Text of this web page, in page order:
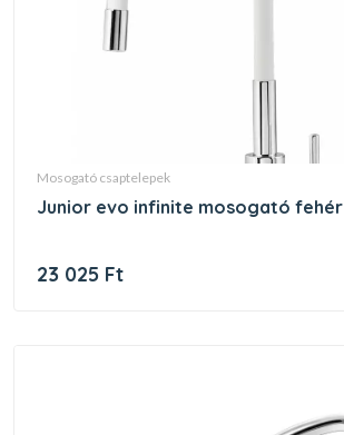
mosogató csaptelepek
junior evo infinite mosogató fehér
23 025 Ft